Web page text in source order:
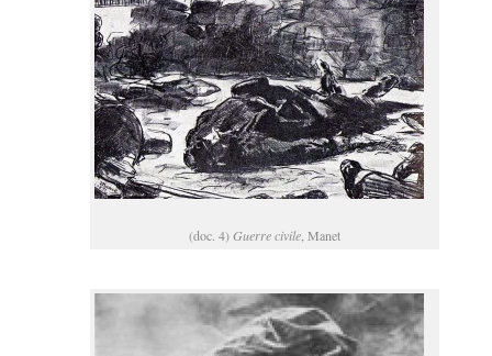
(doc. 4)Guerre civile , Manet